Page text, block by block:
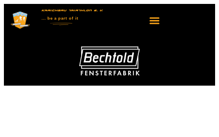
KRAICHGAU TRIATHLON E. V.
... bea part of it